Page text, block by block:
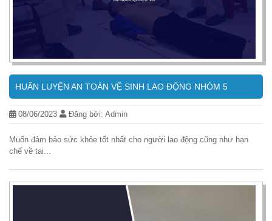
HUẤN LUYỆN AN TOÀN VỆ SINH LAO ĐỘNG NHÓM 5
08/06/2023 Đăng bởi: Admin
Muốn đảm bảo sức khỏe tốt nhất cho người lao động cũng như hạn
chế về tai...